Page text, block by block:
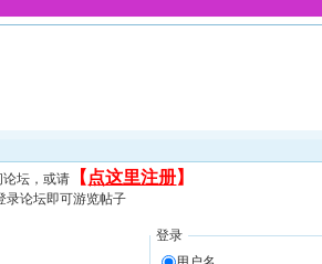
坛，或请 【 点这里注册】
录论坛即可游览帖子
登录